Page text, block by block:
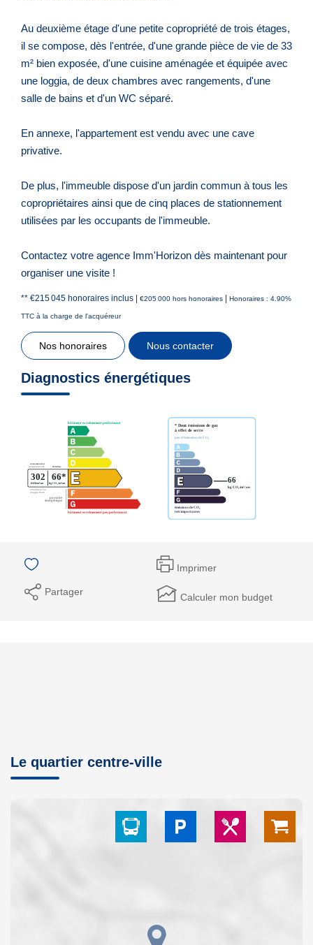
Au deuxième étage d'une petite copropriété de trois étages,
il se compose, dès l'entrée, d'une grande pièce de vie de 33
m² bien exposée, d'une cuisine aménagée et équipée avec
une loggia, de deux chambres avec rangements, d'une
salle de bains et d'un WC séparé.
En annexe, l'appartement est vendu avec une cave
privative.
De plus, l'immeuble dispose d'un jardin commun à tous les
copropriétaires ainsi que de cinq places de stationnement
utilisées par les occupants de l'immeuble.
Contactez votre agence Imm'Horizon dès maintenant pour
organiser une visite !
** €215 045 honoraires inclus | €205 000 hors honoraires | Honoraires : 4.90%
TTC à la charge de l'acquéreur
Nos honoraires Nous contacter
Diagnostics énergétiques
Imprimer
Partager Calculer mon budget
Le quartier centre-ville